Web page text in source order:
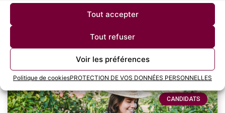
Tout accepter
Tout refuser
Voir les préférences
Politique de cookiesPROTECTION DE VOS DONNÉES PERSONNELLES
obtenir une rémunération juste peut avoir un
CANDIDATS